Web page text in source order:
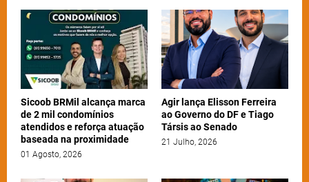
Sicoob BRMil alcança marca
de 2 mil condomínios
atendidos e reforça atuação
baseada na proximidade
01 Agosto, 2026
Agir lança Elisson Ferreira
ao Governo do DF e Tiago
Társis ao Senado
21 Julho, 2026